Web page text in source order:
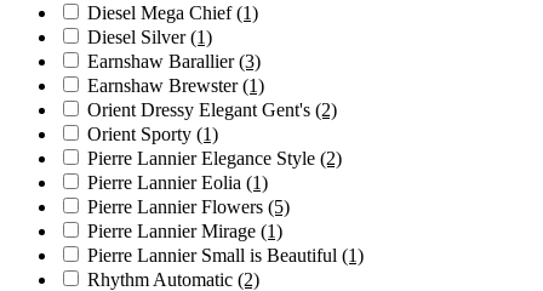
Diesel Mega Chief(1)
Diesel Silver(1)
Earnshaw Barallier(3)
Earnshaw Brewster(1)
Orient Dressy Elegant Gent's (2)
Orient Sporty (1)
Pierre Lannier Elegance Style (2)
Pierre Lannier Eolia (1)
Pierre Lannier Flowers (5)
Pierre Lannier Mirage (1)
Pierre Lannier Small is Beautiful (1)
Rhythm Automatic (2)